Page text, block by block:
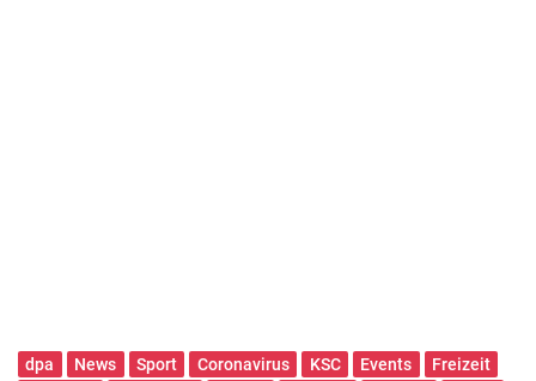
dpa News Sport Coronavirus KSC Events
Freizeit